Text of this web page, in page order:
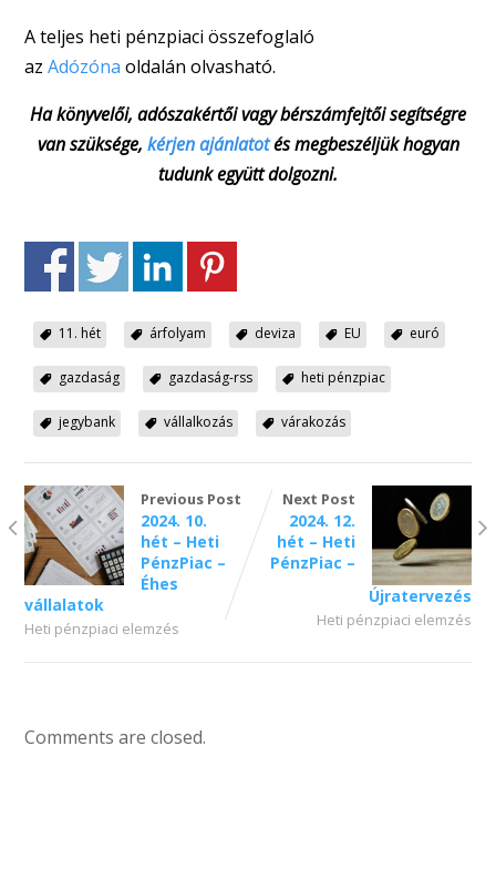
A teljes heti pénzpiaci összefoglaló
az Adózóna oldalán olvasható.
Ha könyvelői, adószakértői vagy bérszámfejtői segítségre
van szüksége, kérjen ajánlatotés megbeszéljük hogyan
tudunk együtt dolgozni.
11. hét árfolyam deviza EU euró
gazdaság gazdaság-rss heti pénzpiac
jegybank vállalkozás várakozás
Previous Post
2024. 10.
hét – Heti
PénzPiac –
Éhes
vállalatok
Heti pénzpiaci elemzés
Next Post
2024. 12.
hét – Heti
PénzPiac –
Újratervezés
Heti pénzpiaci elemzés
Comments are closed.